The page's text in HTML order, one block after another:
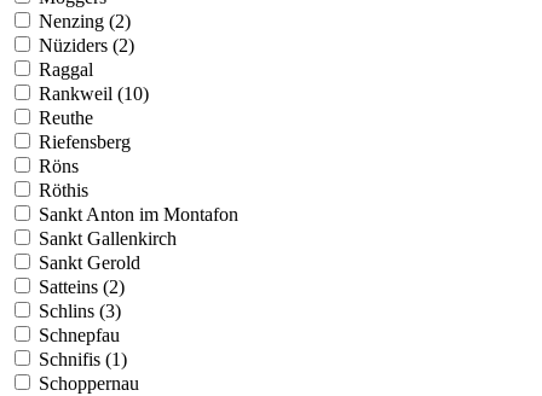
Nenzing (2)
Nüziders (2)
Raggal
Rankweil (10)
Reuthe
Riefensberg
Röns
Röthis
Sankt Anton im Montafon
Sankt Gallenkirch
Sankt Gerold
Satteins (2)
Schlins (3)
Schnepfau
Schnifis (1)
Schoppernau